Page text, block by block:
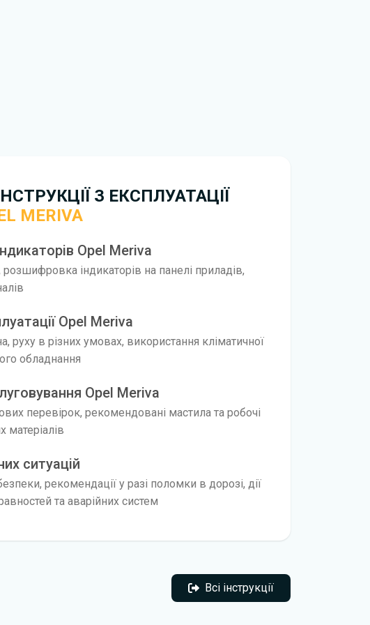
З ЕКСПЛУАТАЦІЇ
MERIVA
Opel Meriva
індикаторів на панелі приладів,
Opel Meriva
руху в різних умовах, використання кліматичної
обладнання
Opel Meriva
перевірок, рекомендовані мастила та робочі
матеріалів
ситуацій
рекомендації у разі поломки в дорозі, дії
та аварійних систем
Всі інструкції
Всі інструкції